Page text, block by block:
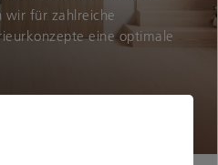
wir für zahlreiche
eine optimale